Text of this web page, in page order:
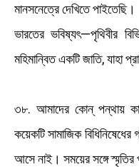
মানসনেত্রে দেখিতে পাইতেছি।
ভারতের ভবিষ্যৎ—পৃথিবীর
মহিমান্বিত একটি জাতি, যাহা
৩৮. আমাদের কোন্ পন্থায়
কয়েকটি সামাজিক
আসে নাই। সময়ের সঙ্গে